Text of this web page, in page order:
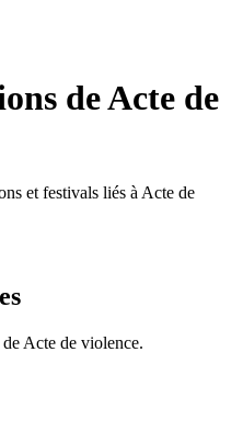
de Acte de
et festivals liés à Acte de
Acte de violence.